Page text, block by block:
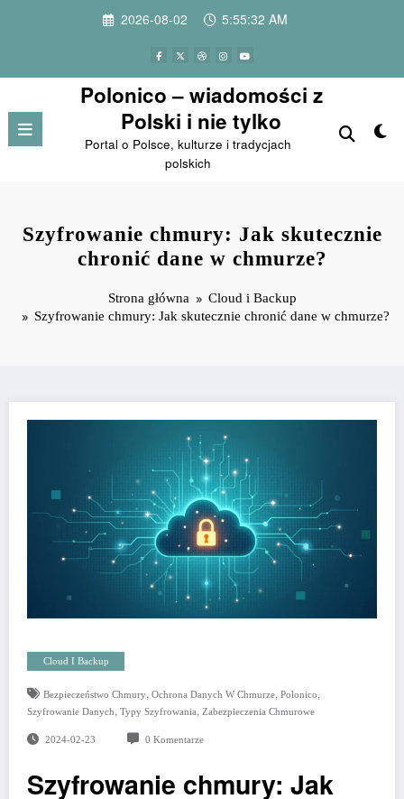
2026-08-02 5:55:33 AM
Polonico – wiadomości z
Polski i nie tylko
Portal o Polsce, kulturze i tradycjach
polskich
Szyfrowanie chmury: Jak skutecznie
chronić dane w chmurze?
Strona główna
Cloud i Backup
Szyfrowanie chmury: Jak skutecznie chronić dane w chmurze?
Cloud I Backup
Bezpieczeństwo Chmury, Ochrona Danych W Chmurze, Polonico,
Szyfrowanie Danych, Typy Szyfrowania, Zabezpieczenia Chmurowe
2024-02-23 0 Komentarze
Szyfrowanie chmury: Jak